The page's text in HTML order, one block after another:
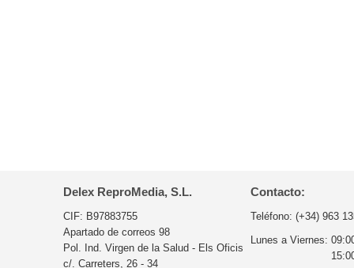
Delex ReproMedia, S.L.
CIF: B97883755
Apartado de correos 98
Pol. Ind. Virgen de la Salud - Els Oficis
c/. Carreters, 26 - 34
Contacto:
Teléfono: (+34) 963
Lunes a Viernes: